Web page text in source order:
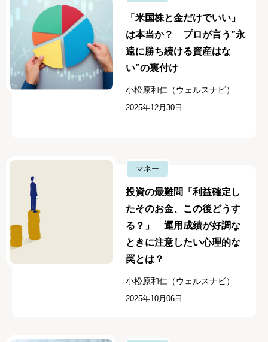
「米国株と金だけでいい」
は本当か？ プロが言う”永
遠に勝ち続ける資産はな
い”の裏付け
小松原和仁（ウェルスナビ）
2025年12月30日
マネー
投資の最難問「利益確定し
たそのお金、この後どうす
る？」 運用成績が好調な
ときに注意したい心理的な
罠とは？
小松原和仁（ウェルスナビ）
2025年10月06日